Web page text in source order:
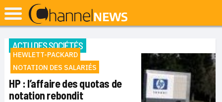
ACTU DES SOCIÉTÉS
HEWLETT-PACKARD
NOTATION DES SALARIÉS
HP : l’affaire des quotas de
notation rebondit